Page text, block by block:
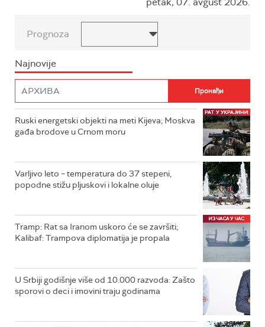
Prognoza
Najnovije
Ruski energetski objekti na meti Kijeva; Moskva
gađa brodove u Crnom moru
Varljivo leto – temperatura do 37 stepeni,
popodne stižu pljuskovi i lokalne oluje
Tramp: Rat sa Iranom uskoro će se završiti;
Kalibaf: Trampova diplomatija je propala
U Srbiji godišnje više od 10.000 razvoda: Zašto
sporovi o deci i imovini traju godinama